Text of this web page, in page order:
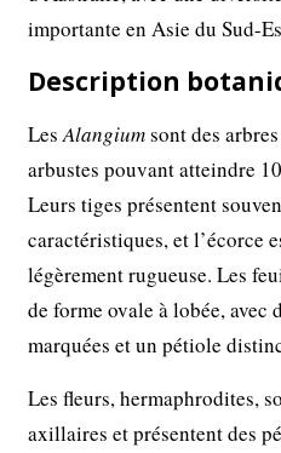
importante en Asie du Sud-
Description
LesAlangiumsont des
arbustes pouvant atteindre
Leurs tiges présentent
caractéristiques, et l’écorce
légèrement rugueuse. Les
de forme ovale à lobée, avec
marquées et un pétiole
Les fleurs, hermaphrodites,
axillaires et présentent des